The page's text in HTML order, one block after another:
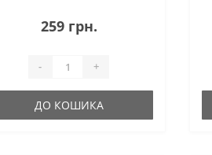
259 грн.
- +
ДО КОШИКА